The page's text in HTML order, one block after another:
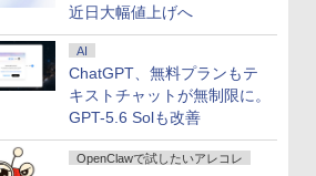
近日大幅値上げへ
AI
ChatGPT、無料プランもテ
キストチャットが無制限に。
GPT-5.6 Solも改善
OpenClawで試したいアレコレ